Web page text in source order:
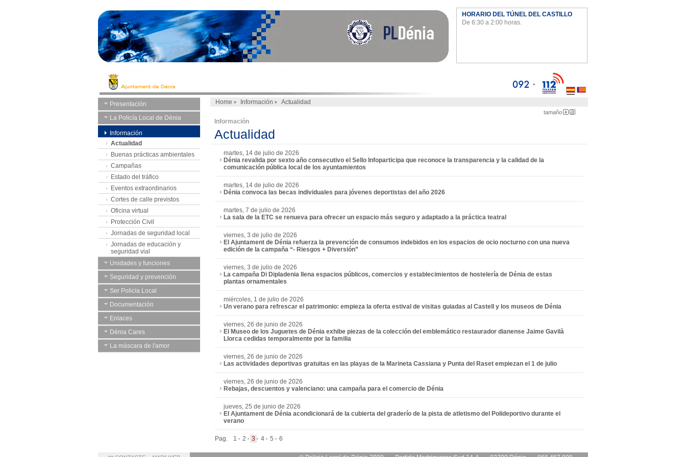
HORARIO DEL TÚNEL DEL CASTILLO
De 6:30 a 2:00 horas.
Presentación
La Policía Local de Dénia
Información
Actualidad
Buenas prácticas ambientales
Campañas
Estado del tráfico
Eventos extraordinarios
Cortes de calle previstos
Oficina virtual
Protección Civil
Jornadas de seguridad local
Jornadas de educación y
seguridad vial
Unidades y funciones
Seguridad y prevención
Ser Policía Local
Documentación
Enlaces
Dénia Cares
La màscara de l'amor
Home Información Actualidad
tamaño
Información
Actualidad
martes, 14 de julio de 2026
Dénia revalida por sexto año consecutivo el Sello Infoparticipa que reconoce la transparencia y la calidad de la
comunicación pública local de los ayuntamientos
martes, 14 de julio de 2026
Dénia convoca las becas individuales para jóvenes deportistas del año 2026
martes, 7 de julio de 2026
La sala de la ETC se renueva para ofrecer un espacio más seguro y adaptado a la práctica teatral
viernes, 3 de julio de 2026
El Ajuntament de Dénia refuerza la prevención de consumos indebidos en los espacios de ocio nocturno con una nueva
edición de la campaña “- Riesgos + Diversión”
viernes, 3 de julio de 2026
La campaña Di Dipladenia llena espacios públicos, comercios y establecimientos de hostelería de Dénia de estas
plantas ornamentales
miércoles, 1 de julio de 2026
Un verano para refrescar el patrimonio: empieza la oferta estival de visitas guiadas al Castell y los museos de Dénia
viernes, 26 de junio de 2026
El Museo de los Juguetes de Dénia exhibe piezas de la colección del emblemático restaurador dianense Jaime Gavilà
Llorca cedidas temporalmente por la familia
viernes, 26 de junio de 2026
Las actividades deportivas gratuitas en las playas de la Marineta Cassiana y Punta del Raset empiezan el 1 de julio
viernes, 26 de junio de 2026
Rebajas, descuentos y valenciano: una campaña para el comercio de Dénia
jueves, 25 de junio de 2026
El Ajuntament de Dénia acondicionará de la cubierta del graderío de la pista de atletismo del Polideportivo durante el
verano
Pag. 1 2 3 4 5 6